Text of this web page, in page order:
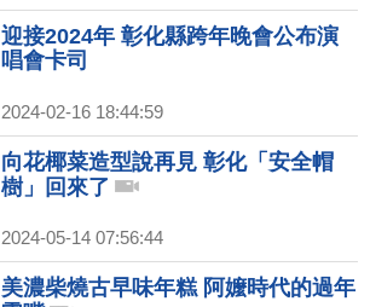
迎接2024年 彰化縣跨年晚會公布演
唱會卡司
2024-02-16 18:44:59
向花椰菜造型說再見 彰化「安全帽
樹」回來了
2024-05-14 07:56:44
美濃柴燒古早味年糕 阿嬤時代的過年